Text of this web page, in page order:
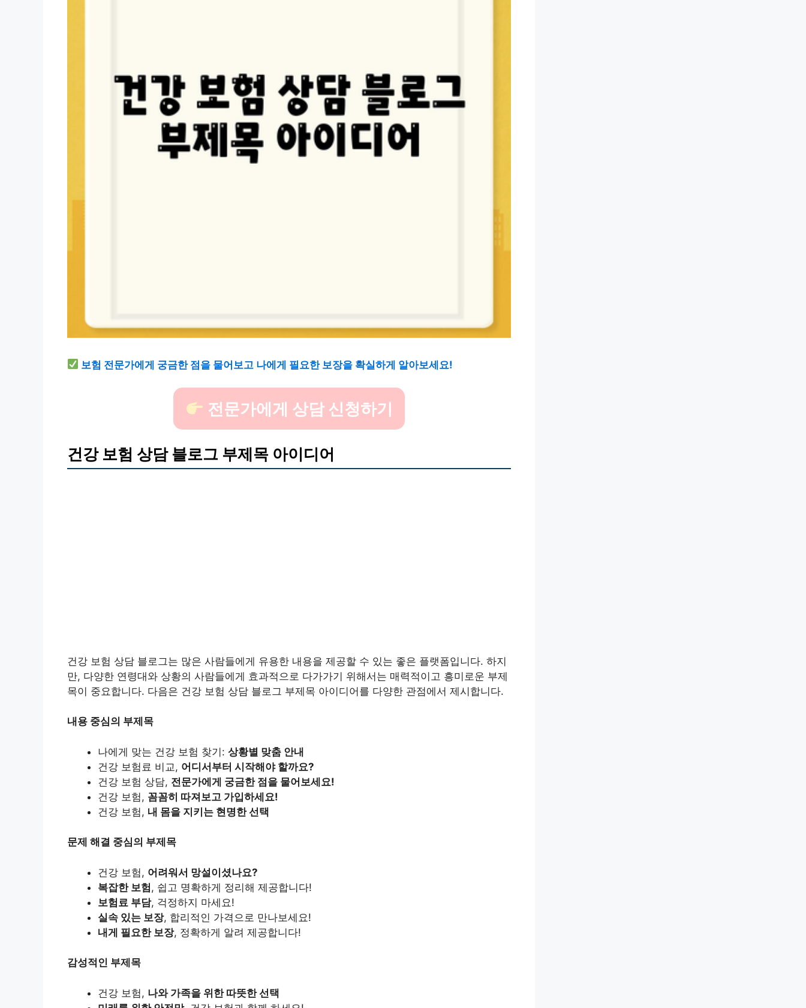
보험 전문가에게 궁금한 점을 물어보고 나에게 필요한 보장을 확실하게 알아보세요!
전문가에게 상담 신청하기
건강 보험 상담 블로그 부제목 아이디어
건강 보험 상담 블로그는 많은 사람들에게 유용한 내용을 제공할 수 있는 좋은 플랫폼입니다. 하지
만, 다양한 연령대와 상황의 사람들에게 효과적으로 다가가기 위해서는 매력적이고 흥미로운 부제
목이 중요합니다. 다음은 건강 보험 상담 블로그 부제목 아이디어를 다양한 관점에서 제시합니다.
내용 중심의 부제목
나에게 맞는 건강 보험 찾기: 상황별 맞춤 안내
건강 보험료 비교, 어디서부터 시작해야 할까요?
건강 보험 상담, 전문가에게 궁금한 점을 물어보세요!
건강 보험, 꼼꼼히 따져보고 가입하세요!
건강 보험, 내 몸을 지키는 현명한 선택
문제 해결 중심의 부제목
건강 보험, 어려워서 망설이셨나요?
복잡한 보험, 쉽고 명확하게 정리해 제공합니다!
보험료 부담, 걱정하지 마세요!
실속 있는 보장, 합리적인 가격으로 만나보세요!
내게 필요한 보장, 정확하게 알려 제공합니다!
감성적인 부제목
건강 보험, 나와 가족을 위한 따뜻한 선택